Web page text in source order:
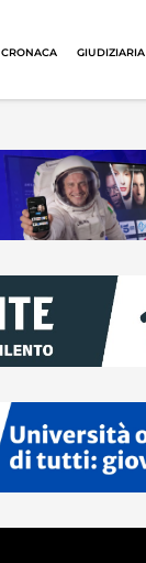
CRONACA GIUDIZIARIA